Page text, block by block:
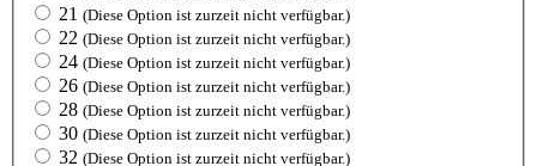
21 (Diese Option ist zurzeit nicht verfügbar.)
22 (Diese Option ist zurzeit nicht verfügbar.)
24 (Diese Option ist zurzeit nicht verfügbar.)
26 (Diese Option ist zurzeit nicht verfügbar.)
28 (Diese Option ist zurzeit nicht verfügbar.)
30 (Diese Option ist zurzeit nicht verfügbar.)
32 (Diese Option ist zurzeit nicht verfügbar.)